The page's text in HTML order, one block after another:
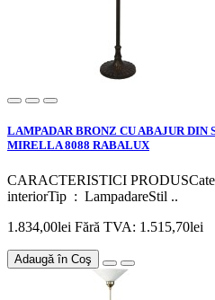
LAMPADAR BRONZ CU ABAJUR
MIRELLA 8088 RABALUX
CARACTERISTICI
interiorTip : LampadareStil ..
1.834,00lei Fără TVA: 1.515,70lei
Adaugă în Coş